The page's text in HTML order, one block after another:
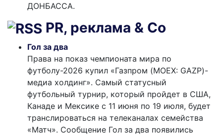
ДОНБАССА.
PR, реклама & Co
Гол за два
Права на показ чемпионата мира по
футболу-2026 купил «Газпром (MOEX: GAZP)-
медиа холдинг». Самый статусный
футбольный турнир, который пройдет в США,
Канаде и Мексике с 11 июня по 19 июля, будет
транслироваться на телеканалах семейства
«Матч». Сообщение Гол за два появились